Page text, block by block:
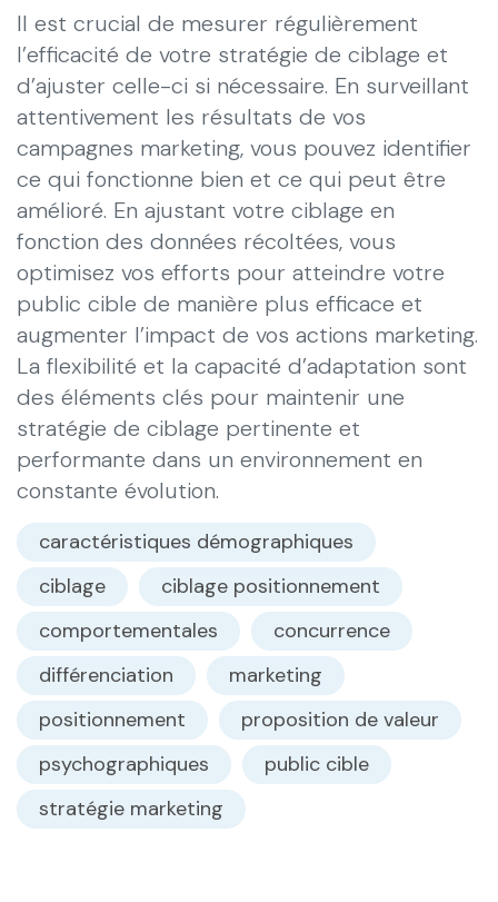
Il est crucial de mesurer régulièrement
l’efficacité de votre stratégie de ciblage et
d’ajuster celle-ci si nécessaire. En surveillant
attentivement les résultats de vos
campagnes marketing, vous pouvez identifier
ce qui fonctionne bien et ce qui peut être
amélioré. En ajustant votre ciblage en
fonction des données récoltées, vous
optimisez vos efforts pour atteindre votre
public cible de manière plus efficace et
augmenter l’impact de vos actions marketing.
La flexibilité et la capacité d’adaptation sont
des éléments clés pour maintenir une
stratégie de ciblage pertinente et
performante dans un environnement en
constante évolution.
caractéristiques démographiques
ciblage
ciblage positionnement
comportementales
concurrence
différenciation
marketing
positionnement
proposition de valeur
psychographiques
public cible
stratégie marketing